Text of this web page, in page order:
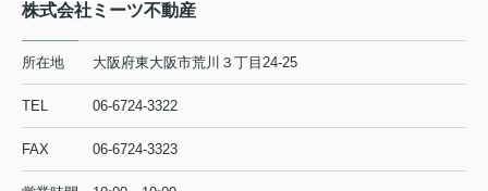
株式会社ミーツ不動産
所在地 大阪府東大阪市荒川３丁目24-25
TEL 06-6724-3322
FAX 06-6724-3323